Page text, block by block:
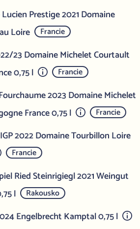
Prestige 2021 Domaine
Loire
Francie
23 Domaine Michelet Courtault
0,75 l
Francie
2023 Domaine Michelet
France 0,75 l
Francie
2022 Domaine Tourbillon Loire
Francie
Ried Steinrigiegl 2021 Weingut
l
Rakousko
Engelbrecht Kamptal 0,75 l